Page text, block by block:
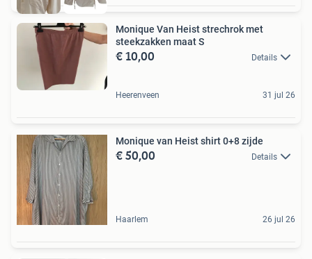
Monique Van Heist strechrok met
steekzakken maat S
€ 10,00 Details
Heerenveen 31 jul 26
Monique van Heist shirt 0+8 zijde
€ 50,00 Details
Haarlem 26 jul 26